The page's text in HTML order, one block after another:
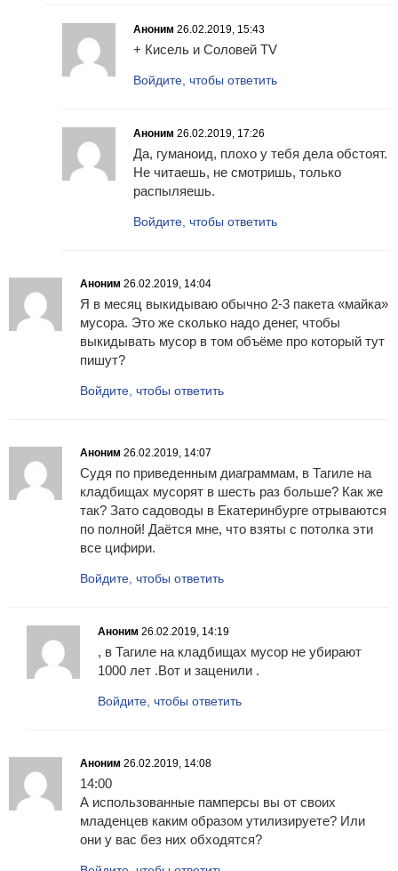
Аноним 26.02.2019, 15:43
+ Кисель и Соловей TV
Войдите, чтобы ответить
Аноним 26.02.2019, 17:26
Да, гуманоид, плохо у тебя дела обстоят.
Не читаешь, не смотришь, только
распыляешь.
Войдите, чтобы ответить
Аноним 26.02.2019, 14:04
Я в месяц выкидываю обычно 2-3 пакета «майка»
мусора. Это же сколько надо денег, чтобы
выкидывать мусор в том объёме про который тут
пишут?
Войдите, чтобы ответить
Аноним 26.02.2019, 14:07
Судя по приведенным диаграммам, в Тагиле на
кладбищах мусорят в шесть раз больше? Как же
так? Зато садоводы в Екатеринбурге отрываются
по полной! Даётся мне, что взяты с потолка эти
все цифири.
Войдите, чтобы ответить
Аноним 26.02.2019, 14:19
, в Тагиле на кладбищах мусор не убирают
1000 лет .Вот и заценили .
Войдите, чтобы ответить
Аноним 26.02.2019, 14:08
14:00
А использованные памперсы вы от своих
младенцев каким образом утилизируете? Или
они у вас без них обходятся?